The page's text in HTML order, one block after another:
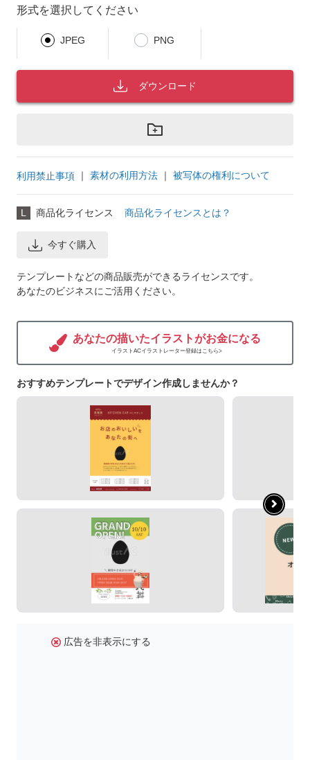
形式を選択してください
JPEG PNG
ダウンロード
利用禁止事項 ｜ 素材の利用方法 ｜ 被写体の権利について
L 商品化ライセンス 商品化ライセンスとは？
今すぐ購入
テンプレートなどの商品販売ができるライセンスです。
あなたのビジネスにご活用ください。
あなたの描いたイラストがお金になる
イラストACイラストレーター登録はこちら>
おすすめテンプレートでデザイン作成しませんか？
広告を非表示にする